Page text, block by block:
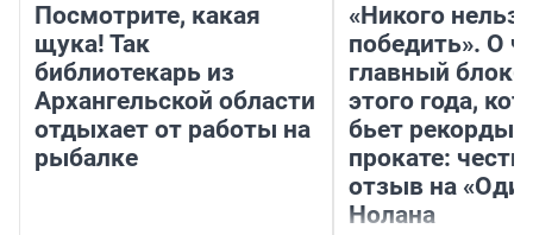
Посмотрите, какая
щука! Так
библиотекарь из
Архангельской области
отдыхает от работы на
рыбалке
«Никого нельзя
победить». О
главный
этого года,
бьет рекорды в
прокате:
отзыв на
Нолана